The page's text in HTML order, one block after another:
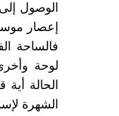
الوصول
إعصار
فالساحة
لوحة
الحالة
الشهرة